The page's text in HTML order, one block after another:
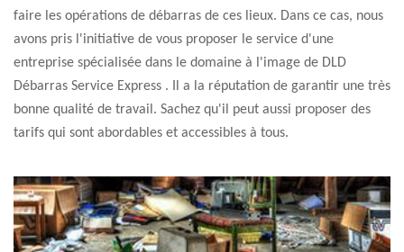
faire les opérations de débarras de ces lieux. Dans ce cas, nous
avons pris l'initiative de vous proposer le service d'une
entreprise spécialisée dans le domaine à l'image de DLD
Débarras Service Express . Il a la réputation de garantir une très
bonne qualité de travail. Sachez qu'il peut aussi proposer des
tarifs qui sont abordables et accessibles à tous.